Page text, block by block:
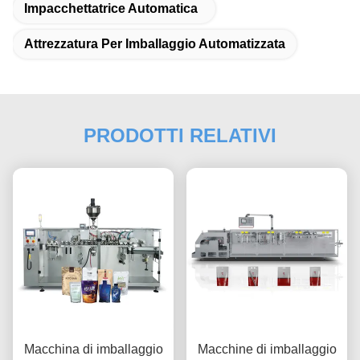
Impacchettatrice Automatica
Attrezzatura Per Imballaggio Automatizzata
PRODOTTI RELATIVI
Macchina di imballaggio
Macchine di imballaggio